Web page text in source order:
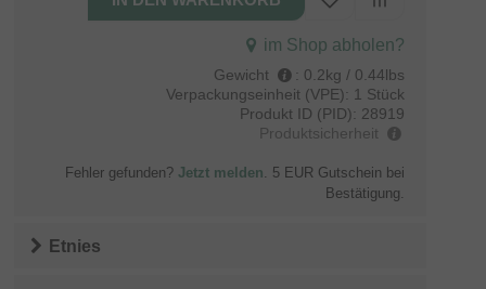
im Shop abholen?
Gewicht : 0.2kg / 0.44lbs
Verpackungseinheit (VPE): 1 Stück
Produkt ID (PID): 28919
Produktsicherheit
Fehler gefunden? Jetzt melden. 5 EUR Gutschein bei
Bestätigung.
Etnies